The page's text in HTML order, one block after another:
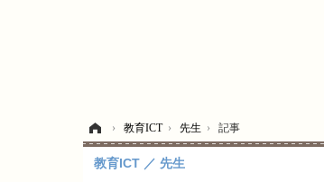
› 教育ICT › 先生 › 記事
教育ICT 先生